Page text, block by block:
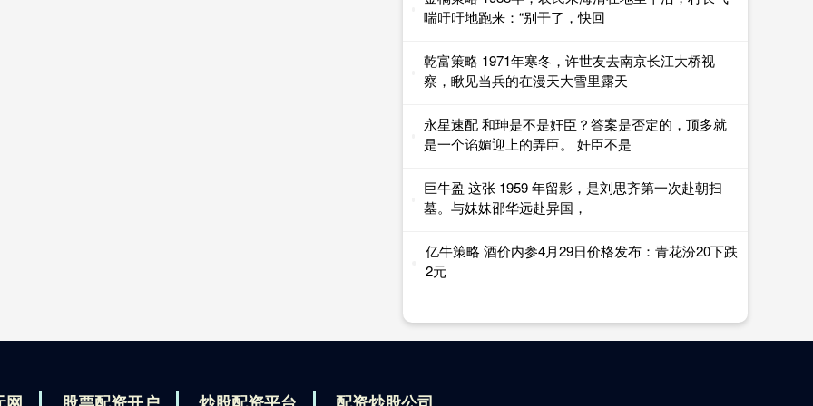
喘吁吁地跑来：“别干了，快回
乾富策略 1971年寒冬，许世友去南京长江大桥视
察，瞅见当兵的在漫天大雪里露天
永星速配 和珅是不是奸臣？答案是否定的，顶多就
是一个谄媚迎上的弄臣。 奸臣不是
巨牛盈 这张 1959 年留影，是刘思齐第一次赴朝扫
墓。与妹妹邵华远赴异国，
亿牛策略 酒价内参4月29日价格发布：青花汾20下跌
2元